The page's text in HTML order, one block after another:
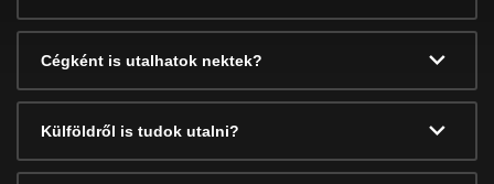
Cégként is utalhatok nektek?
Külföldről is tudok utalni?